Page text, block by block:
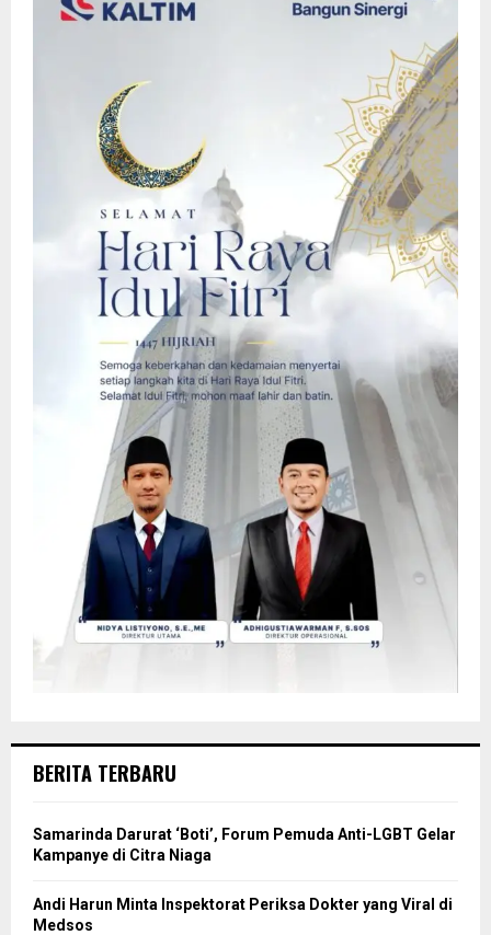
BERITA TERBARU
Samarinda Darurat ‘Boti’, Forum Pemuda Anti-LGBT Gelar
Kampanye di Citra Niaga
Andi Harun Minta Inspektorat Periksa Dokter yang Viral di
Medsos